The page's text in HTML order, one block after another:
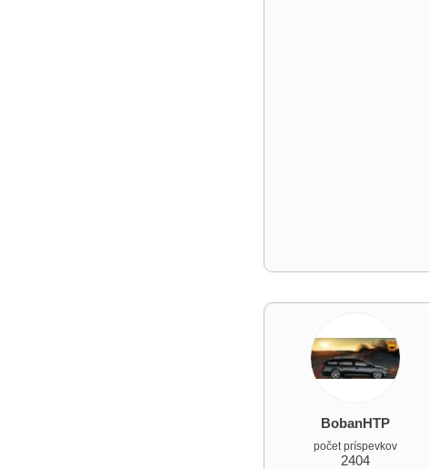
BobanHTP
počet príspevkov
2404